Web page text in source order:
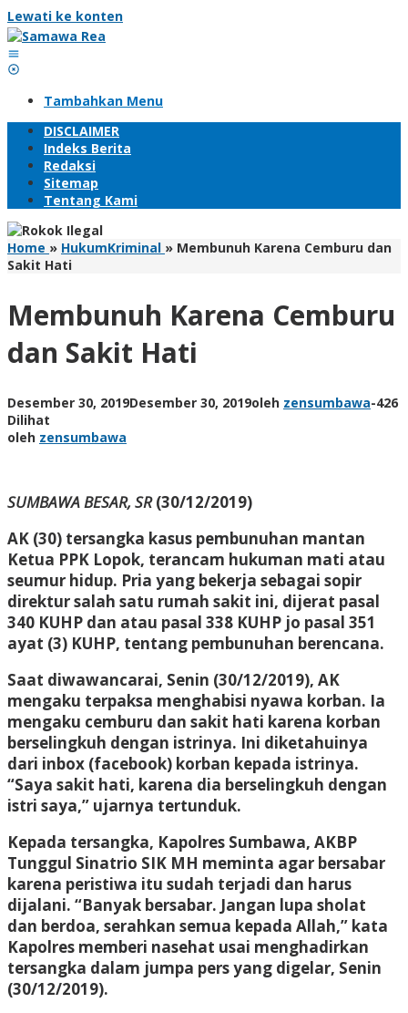
Lewati ke konten
Tambahkan Menu
DISCLAIMER
Indeks Berita
Redaksi
Sitemap
Tentang Kami
Home » HukumKriminal » Membunuh Karena Cemburu dan
Sakit Hati
Membunuh Karena Cemburu
dan Sakit Hati
Desember 30, 2019Desember 30, 2019oleh zensumbawa-426
Dilihat
oleh zensumbawa
SUMBAWA BESAR, SR(30/12/2019)
AK (30) tersangka kasus pembunuhan mantan
Ketua PPK Lopok, terancam hukuman mati atau
seumur hidup. Pria yang bekerja sebagai sopir
direktur salah satu rumah sakit ini, dijerat pasal
340 KUHP dan atau pasal 338 KUHP jo pasal 351
ayat (3) KUHP, tentang pembunuhan berencana.
Saat diwawancarai, Senin (30/12/2019), AK
mengaku terpaksa menghabisi nyawa korban. Ia
mengaku cemburu dan sakit hati karena korban
berselingkuh dengan istrinya. Ini diketahuinya
dari inbox (facebook) korban kepada istrinya.
“Saya sakit hati, karena dia berselingkuh dengan
istri saya,” ujarnya tertunduk.
Kepada tersangka, Kapolres Sumbawa, AKBP
Tunggul Sinatrio SIK MH meminta agar bersabar
karena peristiwa itu sudah terjadi dan harus
dijalani. “Banyak bersabar. Jangan lupa sholat
dan berdoa, serahkan semua kepada Allah,” kata
Kapolres memberi nasehat usai menghadirkan
tersangka dalam jumpa pers yang digelar, Senin
(30/12/2019).